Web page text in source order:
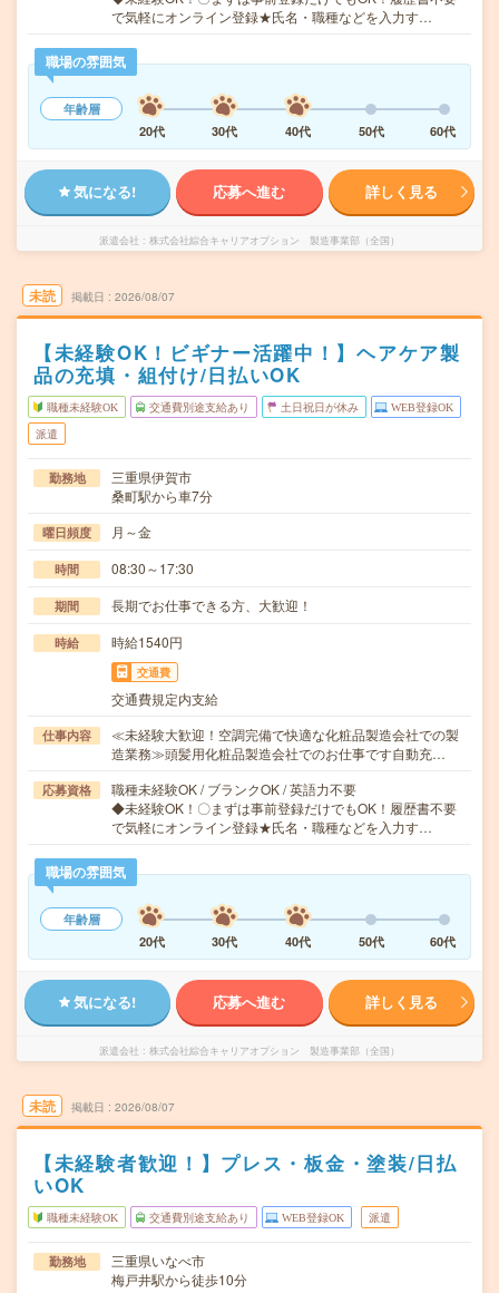
で気軽にオンライン登録★氏名・職種などを入力す…
職場の雰囲気
年齢層
20代
30代 40代 50代 60代
気になる! 応募へ進む 詳しく見る
派遣会社 株式会社綜合キャリアオプション 製造事業部（全国）
未読 掲載日 2026/08/07
【未経験OK！ビギナー活躍中！】ヘアケア製
品の充填・組付け/日払いOK
職種未経験OK 交通費別途支給あり 土日祝日が休み WEB登録OK
派遣
勤務地
三重県伊賀市
桑町駅から車7分
曜日頻度 月～金
時間 08:30～17:30
期間 長期でお仕事できる方、大歓迎！
時給 時給1540円
交通費
交通費規定内支給
仕事内容
≪未経験大歓迎！空調完備で快適な化粧品製造会社での製
造業務≫頭髪用化粧品製造会社でのお仕事です自動充…
応募資格
職種未経験OK / ブランクOK / 英語力不要
◆未経験OK！〇まずは事前登録だけでもOK！履歴書不要
で気軽にオンライン登録★氏名・職種などを入力す…
職場の雰囲気
年齢層
20代
30代 40代 50代 60代
気になる! 応募へ進む 詳しく見る
派遣会社 株式会社綜合キャリアオプション 製造事業部（全国）
未読 掲載日 2026/08/07
【未経験者歓迎！】プレス・板金・塗装/日払
いOK
職種未経験OK 交通費別途支給あり WEB登録OK 派遣
勤務地
三重県いなべ市
梅戸井駅から徒歩10分